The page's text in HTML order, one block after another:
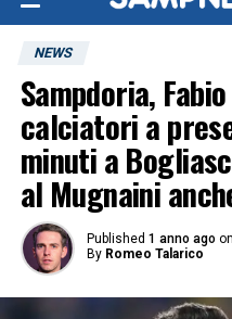
NEWS
Sampdoria,
calciatori a
minuti a
al Mugnaini
Published 1 anno ago on
By Romeo Talarico